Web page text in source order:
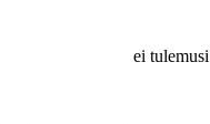
ei